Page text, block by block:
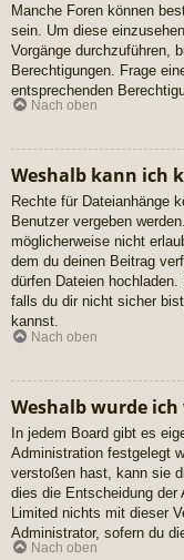
Manche Foren können
sein. Um diese
Vorgänge durchzuführen,
Berechtigungen. Frage
entsprechenden
Nach oben
Weshalb kann ich
Rechte für Dateianhänge
Benutzer vergeben
möglicherweise nicht
dem du deinen Beitrag
dürfen Dateien
falls du dir nicht sicher
kannst.
Nach oben
Weshalb wurde
In jedem Board gibt es
Administration festgelegt
verstoßen hast, kann sie
dies die Entscheidung
Limited nichts mit dieser
Administrator, sofern du
Nach oben